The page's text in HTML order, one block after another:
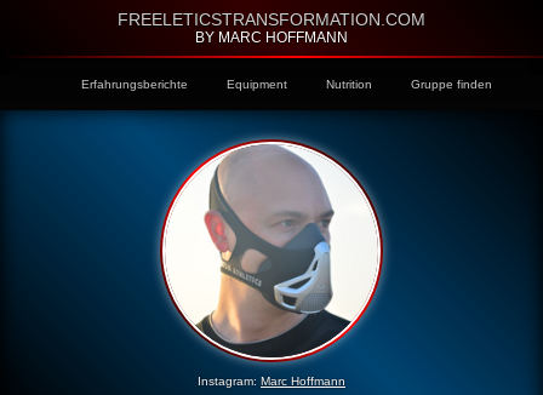
FREELETICSTRANSFORMATION.COM
BY MARC HOFFMANN
Erfahrungsberichte Equipment Nutrition Gruppe finden
Instagram: Marc Hoffmann